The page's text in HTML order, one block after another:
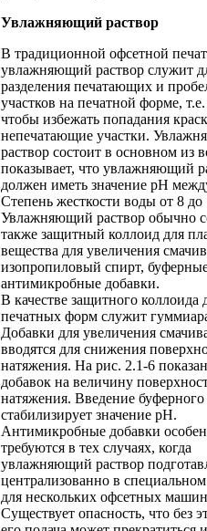
Увлажняющий раствор
В традиционной офсетной
увлажняющий раствор служит
разделения печатающих и
участков на печатной форме,
чтобы избежать попадания
непечатающие участки.
раствор состоит в основном из
показывает, что увлажняющий
должен иметь значение рН
Степень жесткости воды от 8
Увлажняющий раствор обычно
также защитный коллоид для
вещества для увеличения
изопропиловый спирт,
антимикробные добавки.
В качестве защитного коллоида
печатных форм служит
Добавки для увеличения
вводятся для снижения
натяжения. На рис. 2.1-6
добавок на величину
натяжения. Введение буферного
стабилизирует значение рН.
Антимикробные добавки
требуются в тех случаях, когда
увлажняющий раствор
централизованно в
для нескольких офсетных
Существует опасность, что без